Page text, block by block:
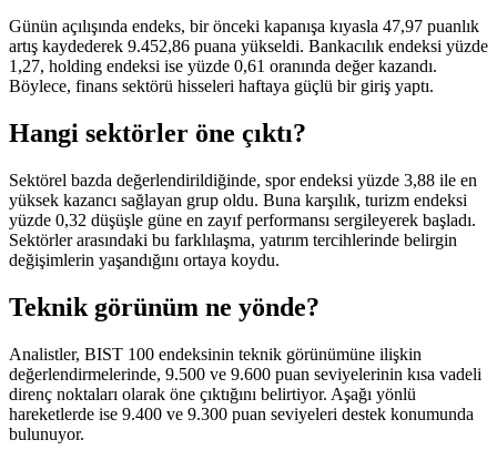
Günün açılışında endeks, bir önceki kapanışa kıyasla 47,97 puanlık
artış kaydederek 9.452,86 puana yükseldi. Bankacılık endeksi yüzde
1,27, holding endeksi ise yüzde 0,61 oranında değer kazandı.
Böylece, finans sektörü hisseleri haftaya güçlü bir giriş yaptı.
Hangi sektörler öne çıktı?
Sektörel bazda değerlendirildiğinde, spor endeksi yüzde 3,88 ile en
yüksek kazancı sağlayan grup oldu. Buna karşılık, turizm endeksi
yüzde 0,32 düşüşle güne en zayıf performansı sergileyerek başladı.
Sektörler arasındaki bu farklılaşma, yatırım tercihlerinde belirgin
değişimlerin yaşandığını ortaya koydu.
Teknik görünüm ne yönde?
Analistler, BIST 100 endeksinin teknik görünümüne ilişkin
değerlendirmelerinde, 9.500 ve 9.600 puan seviyelerinin kısa vadeli
direnç noktaları olarak öne çıktığını belirtiyor. Aşağı yönlü
hareketlerde ise 9.400 ve 9.300 puan seviyeleri destek konumunda
bulunuyor.